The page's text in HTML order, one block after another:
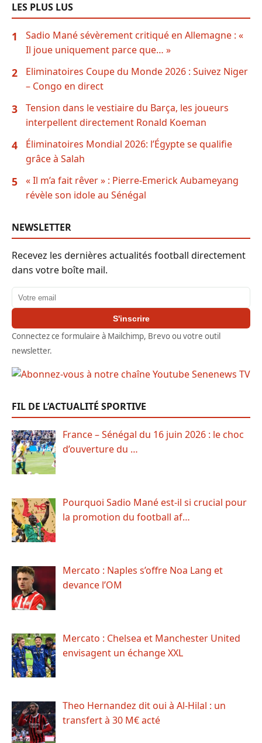
LES PLUS LUS
1
Sadio Mané sévèrement critiqué en Allemagne : «
Il joue uniquement parce que… »
2
Eliminatoires Coupe du Monde 2026 : Suivez Niger
– Congo en direct
3
Tension dans le vestiaire du Barça, les joueurs
interpellent directement Ronald Koeman
4
Éliminatoires Mondial 2026: l’Égypte se qualifie
grâce à Salah
5
« Il m’a fait rêver » : Pierre-Emerick Aubameyang
révèle son idole au Sénégal
NEWSLETTER
Recevez les dernières actualités football directement
dans votre boîte mail.
Adresse email
S'inscrire
Connectez ce formulaire à Mailchimp, Brevo ou votre outil
newsletter.
FIL DE L’ACTUALITÉ SPORTIVE
France – Sénégal du 16 juin 2026 : le choc
d’ouverture du …
Pourquoi Sadio Mané est-il si crucial pour
la promotion du football af…
Mercato : Naples s’offre Noa Lang et
devance l’OM
Mercato : Chelsea et Manchester United
envisagent un échange XXL
Theo Hernandez dit oui à Al-Hilal : un
transfert à 30 M€ acté